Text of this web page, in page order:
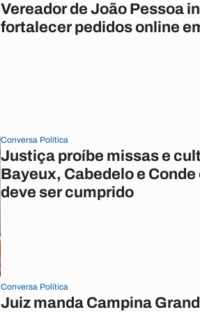
Vereador de João Pessoa
fortalecer pedidos online
Conversa Política
Justiça proíbe missas e
Bayeux, Cabedelo e
deve ser cumprido
Conversa Política
Juiz manda Campina